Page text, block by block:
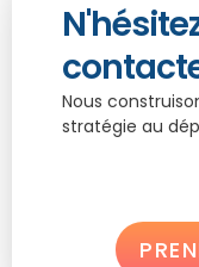
Nous
stratégie au